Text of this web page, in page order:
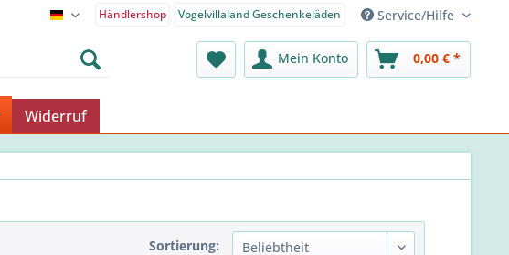
Endkunden-Shop - Deutsch
Händlershop Vogelvillaland Geschenkeläden Service/Hilfe
Mein Konto 0,00 € *
Widerruf
Sortierung: